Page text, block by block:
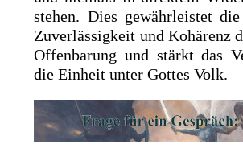
stehen. Dies gewährleistet
Zuverlässigkeit und Kohärenz
Offenbarung und stärkt das
die Einheit unter Gottes Volk.